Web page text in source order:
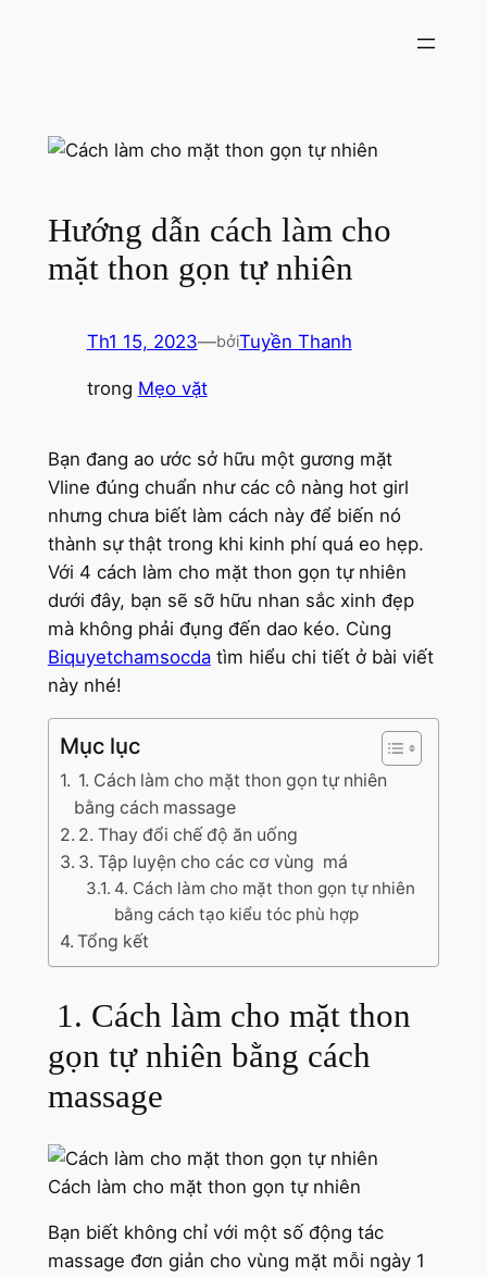
dung
Hướng dẫn cách làm cho
mặt thon gọn tự nhiên
Th1 15, 2023—bởiTuyền Thanh
trong Mẹo vặt
Bạn đang ao ước sở hữu một gương mặt
Vline đúng chuẩn như các cô nàng hot girl
nhưng chưa biết làm cách này để biến nó
thành sự thật trong khi kinh phí quá eo hẹp.
Với 4 cách làm cho mặt thon gọn tự nhiên
dưới đây, bạn sẽ sỡ hữu nhan sắc xinh đẹp
mà không phải đụng đến dao kéo. Cùng
Biquyetchamsocdatìm hiểu chi tiết ở bài viết
này nhé!
Mục lục
1. Cách làm cho mặt thon gọn tự nhiên
bằng cách massage
2. Thay đổi chế độ ăn uống
3. Tập luyện cho các cơ vùng má
4. Cách làm cho mặt thon gọn tự nhiên
bằng cách tạo kiểu tóc phù hợp
Tổng kết
1. Cách làm cho mặt thon
gọn tự nhiên bằng cách
massage
Cách làm cho mặt thon gọn tự nhiên
Bạn biết không chỉ với một số động tác
massage đơn giản cho vùng mặt mỗi ngày 1